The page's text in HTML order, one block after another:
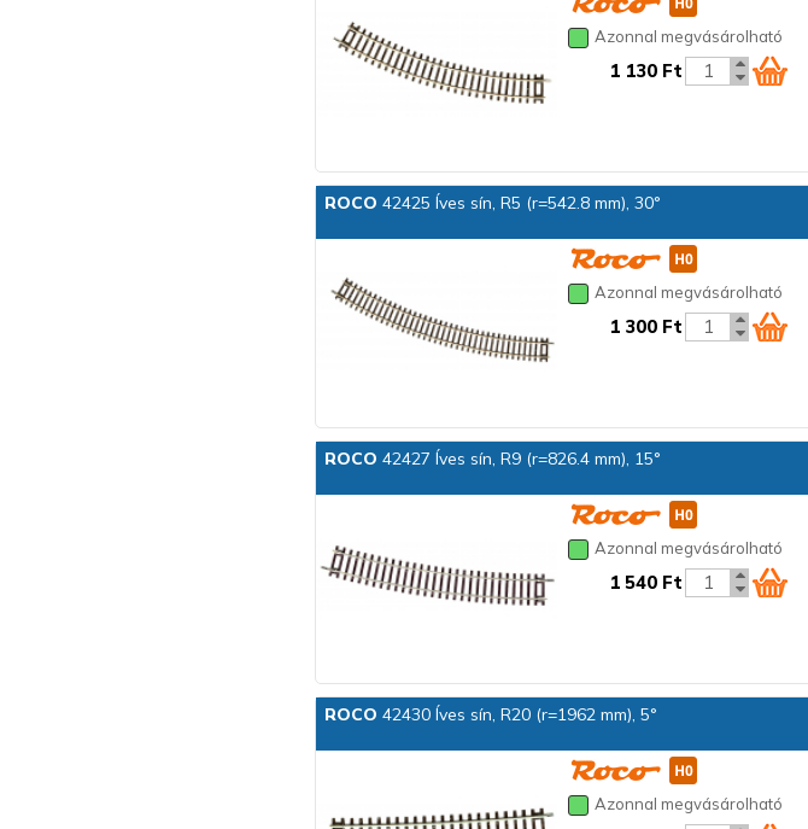
Azonnal megvásárolható
1 130 Ft
ROCO 42425 Íves sín, R5 (r=542.8 mm), 30°
Azonnal megvásárolható
1 300 Ft
ROCO 42427 Íves sín, R9 (r=826.4 mm), 15°
Azonnal megvásárolható
1 540 Ft
ROCO 42430 Íves sín, R20 (r=1962 mm), 5°
Azonnal megvásárolható